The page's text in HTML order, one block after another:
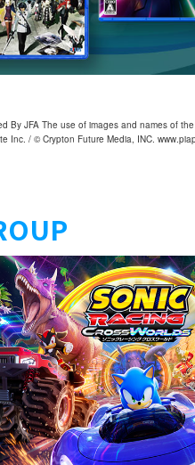
By JFA The use of images and names of
Inc. / © Crypton Future Media, INC.